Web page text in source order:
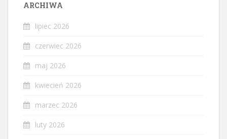
ARCHIWA
lipiec 2026
czerwiec 2026
maj 2026
kwiecień 2026
marzec 2026
luty 2026